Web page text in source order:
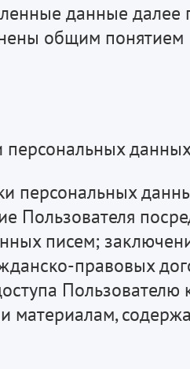
данные далее
общим понятием
персональных
персональных
Пользователя
писем;
правовых
Пользователю
материалам,